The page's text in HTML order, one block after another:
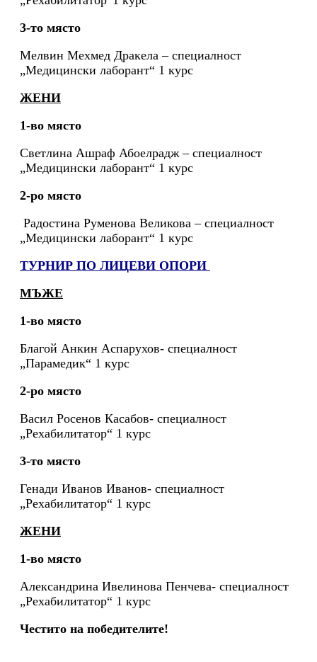
3-то място
Мелвин Мехмед Дракела – специалност
„Медицински лаборант“ 1 курс
ЖЕНИ
1-во място
Светлина Ашраф Абоелрадж – специалност
„Медицински лаборант“ 1 курс
2-ро място
Радостина Руменова Великова – специалност
„Медицински лаборант“ 1 курс
ТУРНИР ПО ЛИЦЕВИ ОПОРИ
МЪЖЕ
1-во място
Благой Анкин Аспарухов- специалност
„Парамедик“ 1 курс
2-ро място
Васил Росенов Касабов- специалност
„Рехабилитатор“ 1 курс
3-то място
Генади Иванов Иванов- специалност
„Рехабилитатор“ 1 курс
ЖЕНИ
1-во място
Александрина Ивелинова Пенчева- специалност
„Рехабилитатор“ 1 курс
Честито на победителите!